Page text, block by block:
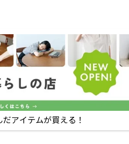
アイテムが買える！